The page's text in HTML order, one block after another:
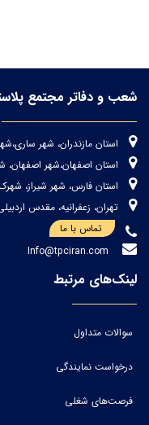
شعب و دفاتر مجتمع
استان مازندران، شهر
استان اصفهان،شهر
استان فارس، شهر شیراز،
تهران، زعفرانیه، مقدس اردبیلی،
تماس با ما
لینک‌های مرتبط
سوالات متداول
درخواست نمایندگی
فرصت‌های شغلی